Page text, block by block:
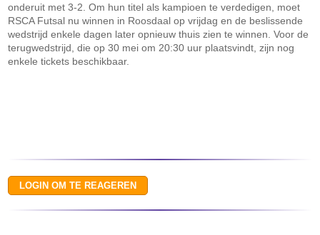
onderuit met 3-2. Om hun titel als kampioen te verdedigen, moet
RSCA Futsal nu winnen in Roosdaal op vrijdag en de beslissende
wedstrijd enkele dagen later opnieuw thuis zien te winnen. Voor de
terugwedstrijd, die op 30 mei om 20:30 uur plaatsvindt, zijn nog
enkele tickets beschikbaar.